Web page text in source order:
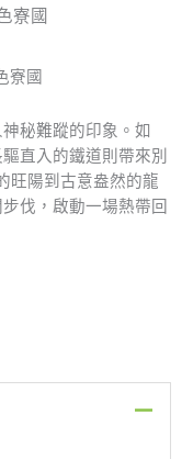
寮國
寮國
秘難蹤的印象。如
直入的鐵道則帶來別
旺陽到古意盎然的龍
伐，啟動一場熱帶回